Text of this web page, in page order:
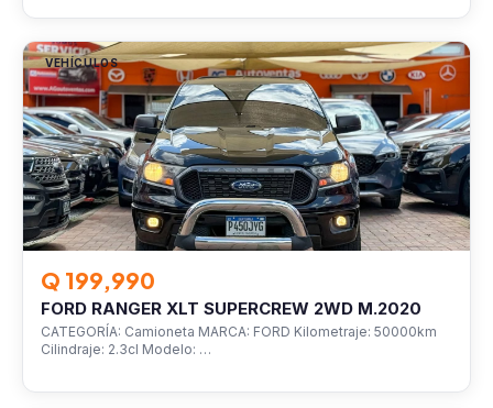
VEHÍCULOS
Q 199,990
FORD RANGER XLT SUPERCREW 2WD M.2020
CATEGORÍA: Camioneta MARCA: FORD Kilometraje: 50000km
Cilindraje: 2.3cl Modelo: …